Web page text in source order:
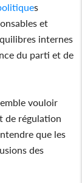
s
et
internes
du parti et de
vouloir
de régulation
que les
des